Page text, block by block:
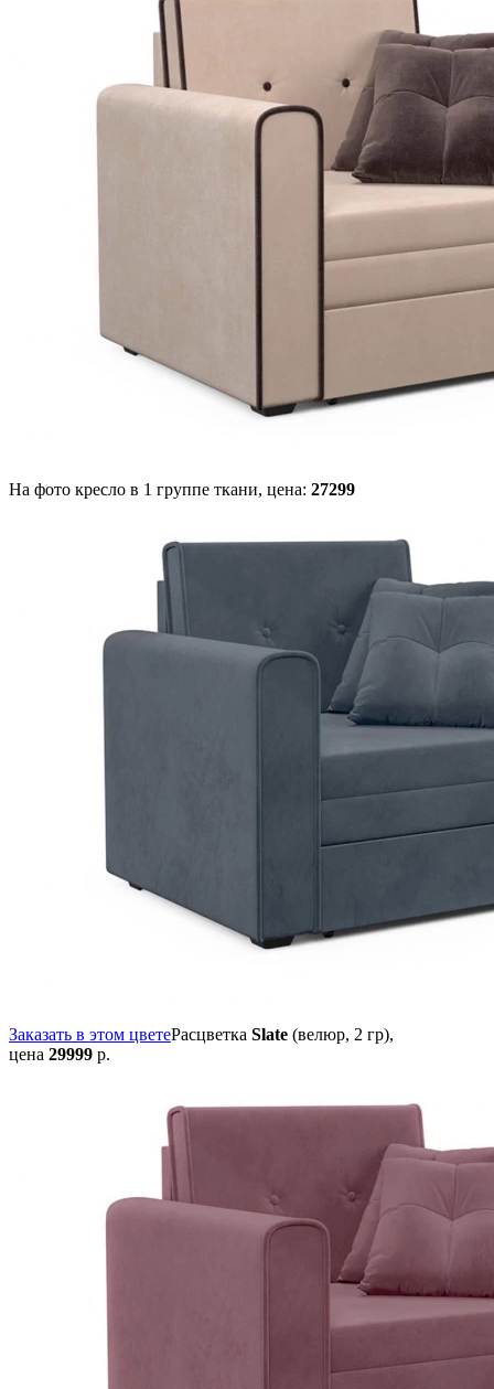
На фото кресло в 1 группе ткани, цена: 27299
Заказать в этом цветеРасцветка Slate (велюр, 2 гр),
цена 29999 р.